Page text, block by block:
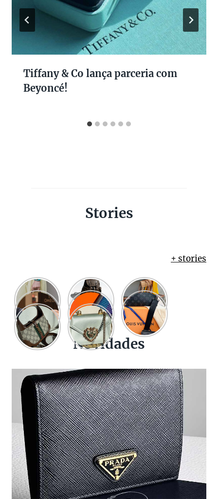
Tiffany & Co lança parceria com
Beyoncé!
Stories
+ stories
Novidades